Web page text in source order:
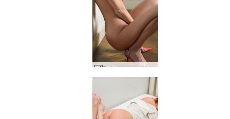
Petra hoge hakken #33